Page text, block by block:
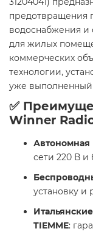
предотвращения
водоснабжения и
для жилых
коммерческих
технологии,
уже выполненный
✅
Winner
Автономная
сети 220 В и
установку и
TIEMME: